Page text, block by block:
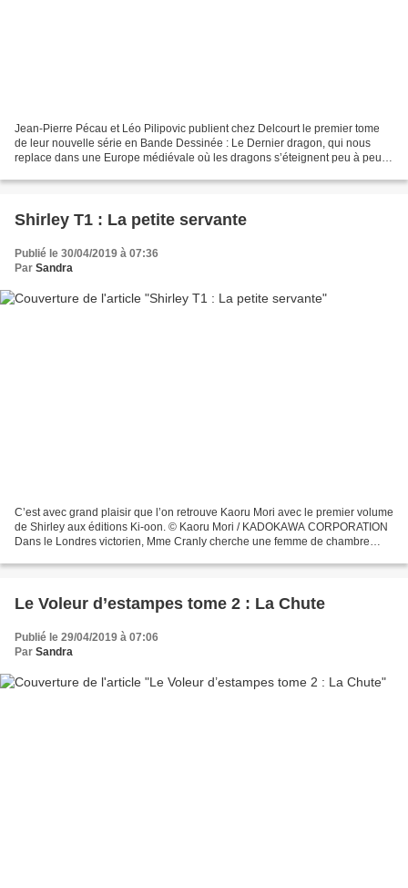
Jean-Pierre Pécau et Léo Pilipovic publient chez Delcourt le premier tome
de leur nouvelle série en Bande Dessinée : Le Dernier dragon, qui nous
replace dans une Europe médiévale où les dragons s’éteignent peu à peu
Shirley T1 : La petite servante
Publié le 30/04/2019 à 07:36
Par Sandra
C’est avec grand plaisir que l’on retrouve Kaoru Mori avec le premier volume
de Shirley aux éditions Ki-oon. © Kaoru Mori / KADOKAWA CORPORATION
Dans le Londres victorien, Mme Cranly cherche une femme de chambre
Le Voleur d’estampes tome 2 : La Chute
Publié le 29/04/2019 à 07:06
Par Sandra